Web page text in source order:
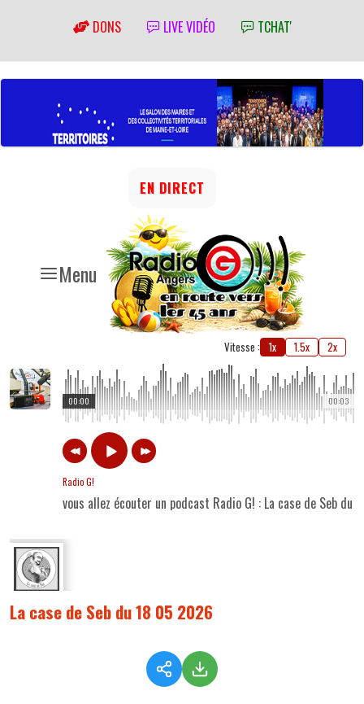
DONS LIVE VIDÉO TCHAT'
Menu
EN DIRECT
Vitesse : 1x 1.5x 2x
00:03
00:00
Radio G!
vous allez écouter un podcast Radio G! : La case de Seb du
La case de Seb du 18 05 2026